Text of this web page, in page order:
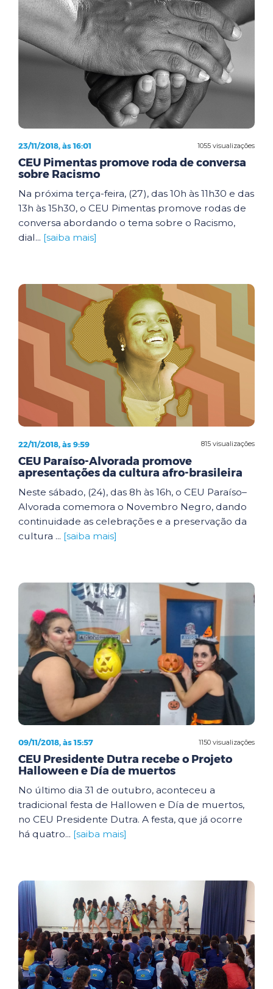
1055 visualizações
23/11/2018, às 16:01
CEU Pimentas promove roda de conversa
sobre Racismo
Na próxima terça-feira, (27), das 10h às 11h30 e das
13h às 15h30, o CEU Pimentas promove rodas de
conversa abordando o tema sobre o Racismo,
dial... [saiba mais]
815 visualizações
22/11/2018, às 9:59
CEU Paraíso-Alvorada promove
apresentações da cultura afro-brasileira
Neste sábado, (24), das 8h às 16h, o CEU Paraíso–
Alvorada comemora o Novembro Negro, dando
continuidade as celebrações e a preservação da
cultura ... [saiba mais]
1150 visualizações
09/11/2018, às 15:57
CEU Presidente Dutra recebe o Projeto
Halloween e Día de muertos
No último dia 31 de outubro, aconteceu a
tradicional festa de Hallowen e Día de muertos,
no CEU Presidente Dutra. A festa, que já ocorre
há quatro... [saiba mais]